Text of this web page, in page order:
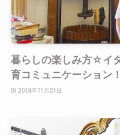
暮らしの楽しみ方☆イ
育コミュニケーション！
2018年11月21日